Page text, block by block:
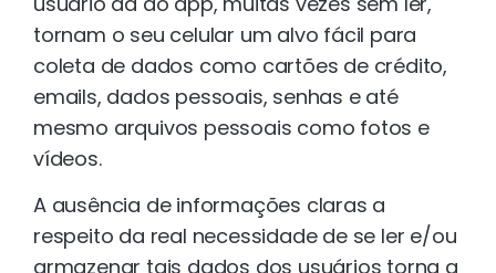
tornam o seu celular um alvo fácil para
coleta de dados como cartões de crédito,
emails, dados pessoais, senhas e até
mesmo arquivos pessoais como fotos e
vídeos.
A ausência de informações claras a
respeito da real necessidade de se ler e/ou
armazenar tais dados dos usuários torna a